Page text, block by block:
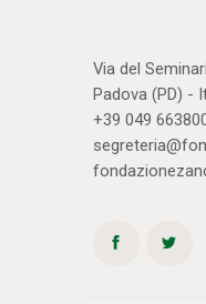
Via del
Padova (PD) -
+39 049